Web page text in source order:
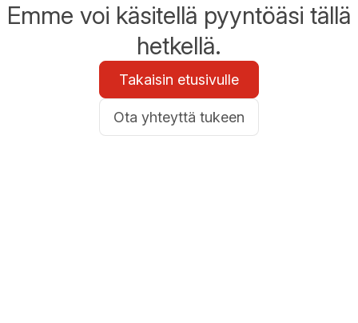
Emme voi käsitellä pyyntöäsi tällä
hetkellä.
Takaisin etusivulle
Ota yhteyttä tukeen